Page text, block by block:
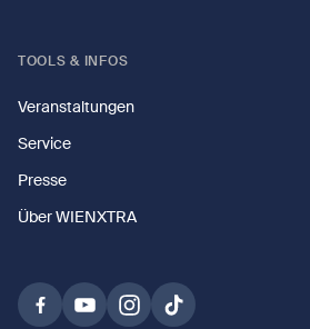
TOOLS & INFOS
Veranstaltungen
Service
Presse
Über WIENXTRA